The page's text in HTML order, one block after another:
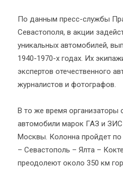
По данным пресс-службы
Севастополя, в акции
уникальных автомобилей,
1940-1970-х годах. Их
экспертов отечественного
журналистов и фотографов.
В то же время организаторы
автомобили марок ГАЗ и
Москвы. Колонна пройдет
– Севастополь – Ялта –
преодолеют около 350 км